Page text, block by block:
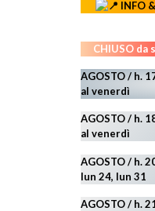
INFO
CHIUSO da
AGOSTO / h.
al venerdì
AGOSTO/ h.
al venerdì
AGOSTO / h.
lun 24, lun 31
AGOSTO/ h.